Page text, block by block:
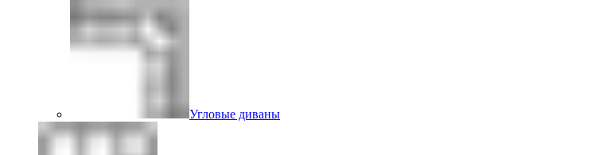
Угловые диваны